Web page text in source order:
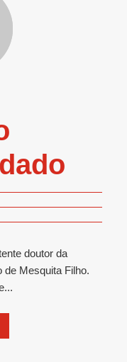
doutor da
de Mesquita Filho.